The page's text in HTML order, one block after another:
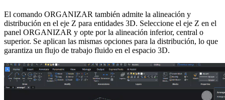
El comando ORGANIZAR también admite la alineación y
distribución en el eje Z para entidades 3D. Seleccione el eje Z en el
panel ORGANIZAR y opte por la alineación inferior, central o
superior. Se aplican las mismas opciones para la distribución, lo que
garantiza un flujo de trabajo fluido en el espacio 3D.